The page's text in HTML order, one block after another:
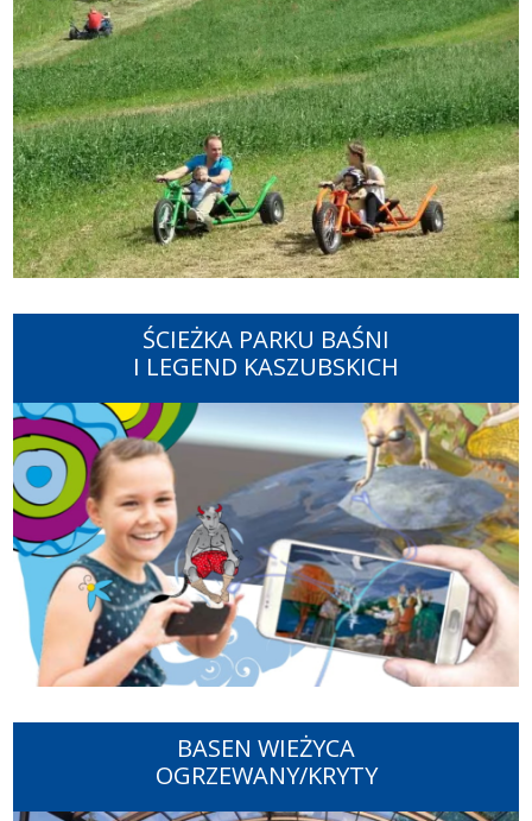
ŚCIEŻKA PARKU BAŚNI
I LEGEND KASZUBSKICH
BASEN WIEŻYCA
OGRZEWANY/KRYTY